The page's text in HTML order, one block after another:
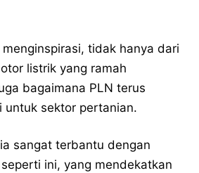
tidak hanya dari
listrik yang ramah
bagaimana PLN terus
untuk sektor pertanian.
sangat terbantu dengan
ini, yang mendekatkan